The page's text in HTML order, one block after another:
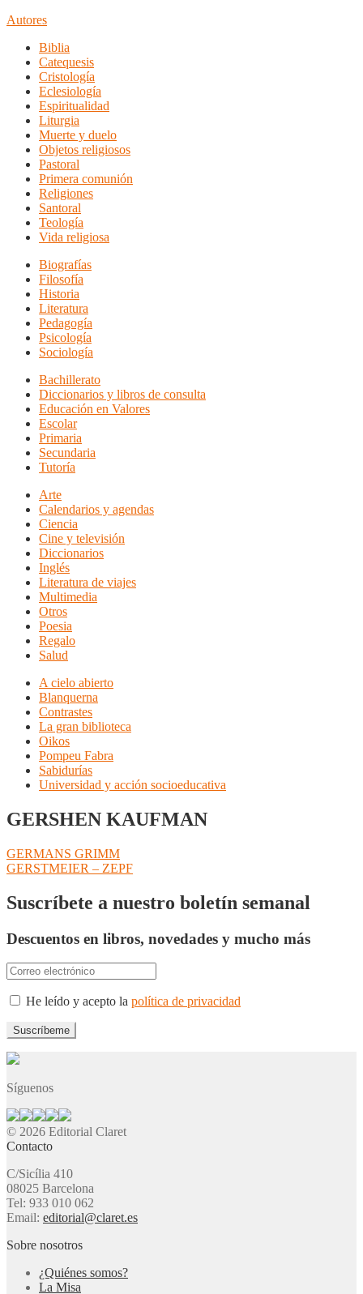
Autores
Biblia
Catequesis
Cristología
Eclesiología
Espiritualidad
Liturgia
Muerte y duelo
Objetos religiosos
Pastoral
Primera comunión
Religiones
Santoral
Teología
Vida religiosa
Biografías
Filosofía
Historia
Literatura
Pedagogía
Psicología
Sociología
Bachillerato
Diccionarios y libros de consulta
Educación en Valores
Escolar
Primaria
Secundaria
Tutoría
Arte
Calendarios y agendas
Ciencia
Cine y televisión
Diccionarios
Inglés
Literatura de viajes
Multimedia
Otros
Poesia
Regalo
Salud
A cielo abierto
Blanquerna
Contrastes
La gran biblioteca
Oikos
Pompeu Fabra
Sabidurías
Universidad y acción socioeducativa
GERSHEN KAUFMAN
Navegación
de
entradas
Anterior:
GERMANS GRIMM
Siguiente:
GERSTMEIER – ZEPF
Suscríbete a nuestro boletín semanal
Descuentos en libros, novedades y mucho más
He leído y acepto la política de privacidad
Síguenos
© 2026 Editorial Claret
Contacto
C/Sicília 410
08025 Barcelona
Tel: 933 010 062
Email: editorial@claret.es
Sobre nosotros
¿Quiénes somos?
La Misa